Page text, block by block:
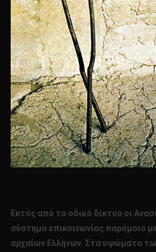
Εκτός από το οδικό δίκτυο οι
σύστημα επικοινωνίας παρόμοιο
αρχαίων Ελλήνων. Στα υψώματα